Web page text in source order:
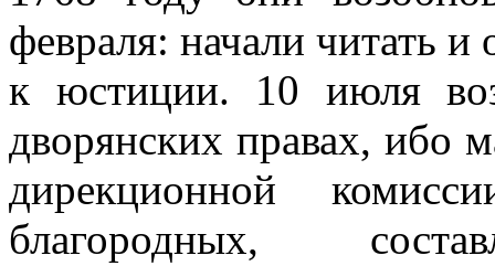
февраля: начали читать
к юстиции. 10 июля
дворянских правах, ибо
дирекционной
благородных,